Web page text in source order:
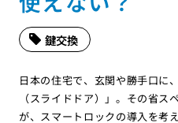
鍵交換
日本の住宅で、玄関や勝手口に
（スライドドア）」。その省
が、スマートロックの導入を考